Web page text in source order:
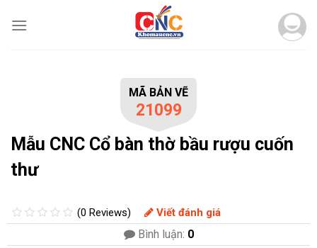
MÃ BẢN VẼ
21099
Mẫu CNC Cổ bàn thờ bầu rượu cuốn
thư
(0 Reviews) Viết đánh giá
Bình luận: 0